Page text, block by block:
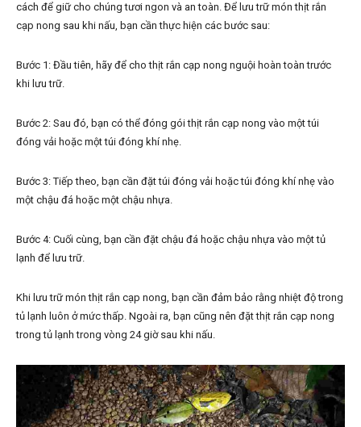
cách để giữ cho chúng tươi ngon và an toàn. Để lưu trữ món thịt rắn
cạp nong sau khi nấu, bạn cần thực hiện các bước sau:
Bước 1: Đầu tiên, hãy để cho thịt rắn cạp nong nguội hoàn toàn trước
khi lưu trữ.
Bước 2: Sau đó, bạn có thể đóng gói thịt rắn cạp nong vào một túi
đóng vải hoặc một túi đóng khí nhẹ.
Bước 3: Tiếp theo, bạn cần đặt túi đóng vải hoặc túi đóng khí nhẹ vào
một chậu đá hoặc một chậu nhựa.
Bước 4: Cuối cùng, bạn cần đặt chậu đá hoặc chậu nhựa vào một tủ
lạnh để lưu trữ.
Khi lưu trữ món thịt rắn cạp nong, bạn cần đảm bảo rằng nhiệt độ trong
tủ lạnh luôn ở mức thấp. Ngoài ra, bạn cũng nên đặt thịt rắn cạp nong
trong tủ lạnh trong vòng 24 giờ sau khi nấu.